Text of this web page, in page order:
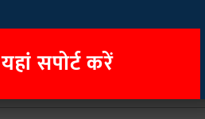
यहां सपोर्ट करें